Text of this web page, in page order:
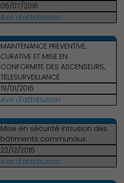
06/07/2016
Avis d'attribution
MAINTENANCE PREVENTIVE,
CURATIVE ET MISE EN
CONFORMITE DES ASCENSEURS,
TELESURVEILLANCE
19/01/2016
Avis d'attribution
Mise en sécurité intrusion des
bâtiments communaux.
22/12/2015
Avis d'attribution